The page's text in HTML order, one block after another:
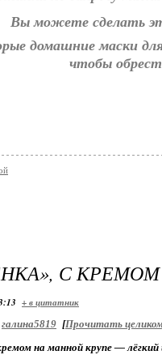
Вы можете сделать
домашние маски
чтобы
С
+ в цитатник
галина5819 [Прочитать
на манной крупе —